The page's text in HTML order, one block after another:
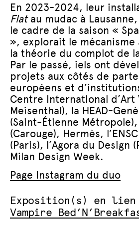
En 2023-2024, leur
Flatau mudac à
le cadre de la saison «
», explorait le mécanisme
la théorie du complot de
Par le passé, iels ont
projets aux côtés de
européens et
Centre International d’Art
Meisenthal), la HEAD-
(Saint-Étienne Métropole),
(Carouge), Hermès,
(Paris), l’Agora du Design
Milan Design Week.
Page Instagram du duo
Exposition(s) en
Vampire